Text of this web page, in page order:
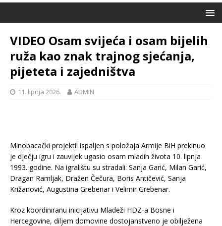
VIDEO Osam svijeća i osam bijelih
ruža kao znak trajnog sjećanja,
pijeteta i zajedništva
11. lipnja 2026. ADMIN
Minobacački projektil ispaljen s položaja Armije BiH prekinuo
je dječju igru i zauvijek ugasio osam mladih života 10. lipnja
1993. godine. Na igralištu su stradali: Sanja Garić, Milan Garić,
Dragan Ramljak, Dražen Čečura, Boris Antičević, Sanja
Križanović, Augustina Grebenar i Velimir Grebenar.
Kroz koordiniranu inicijativu Mladeži HDZ-a Bosne i
Hercegovine, diljem domovine dostojanstveno je obilježena